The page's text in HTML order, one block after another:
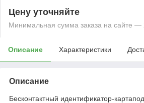
Цену уточняйте
Минимальная сумма заказа на сайте —
Описание Характеристики
Описание
Бесконтактный идентификатор-